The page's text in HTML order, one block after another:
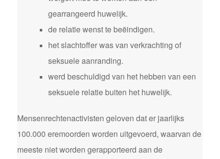
gearrangeerd huwelijk.
de relatie wenst te beëindigen.
het slachtoffer was van verkrachting of
seksuele aanranding.
werd beschuldigd van het hebben van een
seksuele relatie buiten het huwelijk.
Mensenrechtenactivisten geloven dat er jaarlijks
100.000 eremoorden worden uitgevoerd, waarvan de
meeste niet worden gerapporteerd aan de